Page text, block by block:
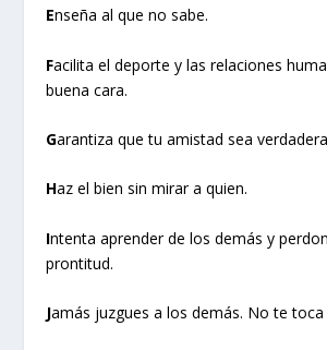
Enseña al que no sabe.
Facilita el deporte y las relaciones
buena cara.
Garantiza que tu amistad sea
Haz el bien sin mirar a quien.
Intenta aprender de los demás y
prontitud.
Jamás juzgues a los demás. No te toca